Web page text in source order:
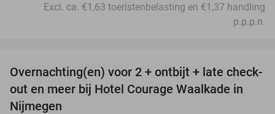
Excl. ca. €1,63 toeristenbelasting en €1,37 handling
p.p.p.n.
48%
Overnachting(en) voor 2 + ontbijt + late check-
out en meer bij Hotel Courage Waalkade in
Nijmegen